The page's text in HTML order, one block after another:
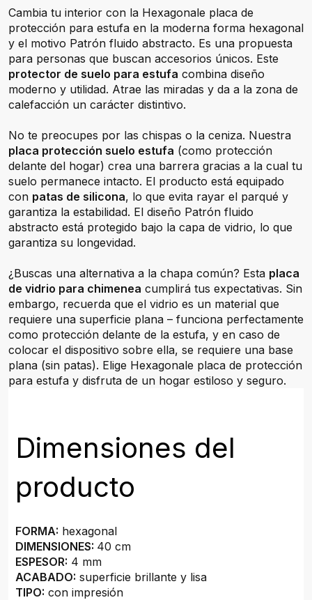
Cambia tu interior con la Hexagonale placa de
protección para estufa en la moderna forma hexagonal
y el motivo Patrón fluido abstracto. Es una propuesta
para personas que buscan accesorios únicos. Este
protector de suelo para estufa combina diseño
moderno y utilidad. Atrae las miradas y da a la zona de
calefacción un carácter distintivo.
No te preocupes por las chispas o la ceniza. Nuestra
placa protección suelo estufa (como protección
delante del hogar) crea una barrera gracias a la cual tu
suelo permanece intacto. El producto está equipado
con patas de silicona, lo que evita rayar el parqué y
garantiza la estabilidad. El diseño Patrón fluido
abstracto está protegido bajo la capa de vidrio, lo que
garantiza su longevidad.
¿Buscas una alternativa a la chapa común? Esta placa
de vidrio para chimenea cumplirá tus expectativas. Sin
embargo, recuerda que el vidrio es un material que
requiere una superficie plana – funciona perfectamente
como protección delante de la estufa, y en caso de
colocar el dispositivo sobre ella, se requiere una base
plana (sin patas). Elige Hexagonale placa de protección
para estufa y disfruta de un hogar estiloso y seguro.
Dimensiones del
producto
FORMA: hexagonal
DIMENSIONES: 40 cm
ESPESOR: 4 mm
ACABADO: superficie brillante y lisa
TIPO: con impresión